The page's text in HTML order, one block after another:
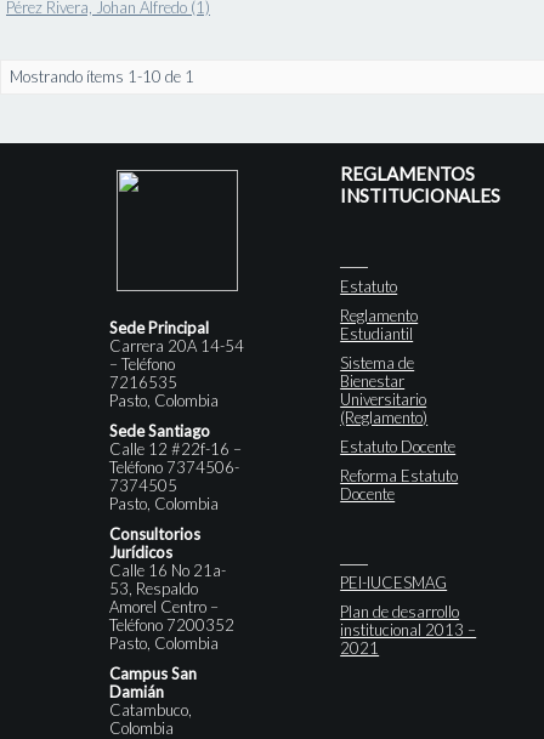
Pérez Rivera, Johan Alfredo (1)
Mostrando ítems 1-10 de 1
Sede Principal
Carrera 20A 14-54
– Teléfono
7216535
Pasto, Colombia
Sede Santiago
Calle 12 #22f-16 –
Teléfono 7374506-
7374505
Pasto, Colombia
Consultorios
Jurídicos
Calle 16 No 21a-
53, Respaldo
Amorel Centro –
Teléfono 7200352
Pasto, Colombia
Campus San
Damián
Catambuco,
Colombia
REGLAMENTOS
INSTITUCIONALES
Estatuto
Reglamento
Estudiantil
Sistema de
Bienestar
Universitario
(Reglamento)
Estatuto Docente
Reforma Estatuto
Docente
PEI-IUCESMAG
Plan de desarrollo
institucional 2013 –
2021